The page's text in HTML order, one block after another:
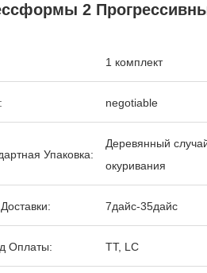
2
1 комплект
negotiable
Упаковка:
Деревянный
окуривания
7дайс-35дайс
Оплаты: TT, LC